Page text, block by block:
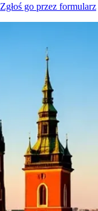
Zgłoś go przez formularz